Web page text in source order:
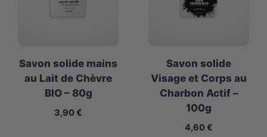
Savon solide mains
au Lait de Chèvre
BIO – 80g
3,90 €
Savon solide
Visage et Corps au
Charbon Actif –
100g
4,60 €